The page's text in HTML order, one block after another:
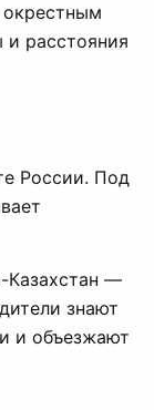
окрестным
расстояния
России. Под
Казахстан —
знают
и объезжают